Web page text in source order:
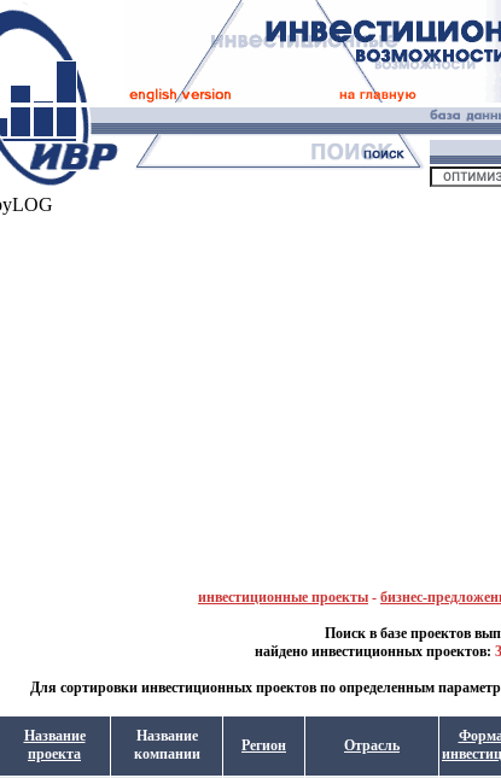
инвестиционные проекты - бизнес-
Поиск в базе проектов
найдено инвестиционных проектов: 3
Для сортировки инвестиционных проектов по определенным
Название
проекта
Название
компании
Регион Отрасль